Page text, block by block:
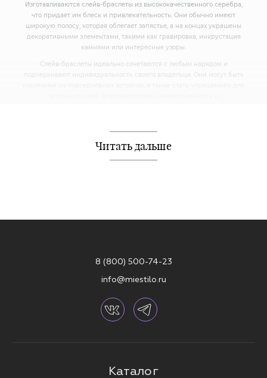
Изготавливаются слейв-браслеты из высококачественного серебра,
что придает им блеск и привлекательность. Они обычно имеют
широкую полосу, которая облегает запястье, а на концах украшены
декоративными элементами, такими как гравировка, инкрустация
камнями или интересные узоры.
Слейв-браслеты идеально сочетаются с любым нарядом и
подчеркивают индивидуальность своего владельца. Они могут быть
Независимо от того, какой стиль или дизайн слейв-браслета вам
нравится, он обещает добавить нотку роскоши и элегантности к
Читать дальше
8 (800) 500-74-23
info@miestilo.ru
Каталог